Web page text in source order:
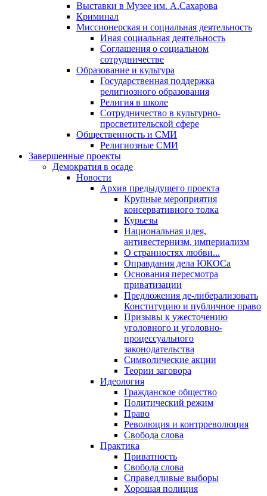
Выставки в Музее им. А.Сахарова
Криминал
Миссионерская и социальная деятельность
Иная социальная деятельность
Соглашения о социальном
сотрудничестве
Образование и культура
Государственная поддержка
религиозного образования
Религия в школе
Сотрудничество в культурно-
просветительской сфере
Общественность и СМИ
Религиозные СМИ
Завершенные проекты
Демократия в осаде
Новости
Архив предыдущего проекта
Крупные мероприятия
консервативного толка
Курьезы
Национальная идея,
антивестернизм, империализм
О странностях любви...
Оправдания дела ЮКОСа
Основания пересмотра
приватизации
Предложения де-либерализовать
Конституцию и публичное право
Призывы к ужесточению
уголовного и уголовно-
процессуального
законодательства
Символические акции
Теории заговора
Идеология
Гражданское общество
Политический режим
Право
Революция и контрреволюция
Свобода слова
Практика
Приватность
Свобода слова
Справедливые выборы
Хорошая полиция